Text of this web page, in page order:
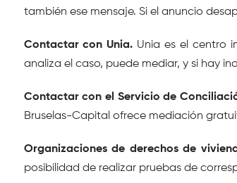
también ese mensaje. Si el anuncio
Contactar con Unia. Unia es el centro
analiza el caso, puede mediar, y si hay
Contactar con el Servicio de
Bruselas-Capital ofrece mediación
Organizaciones de derechos de
posibilidad de realizar pruebas de